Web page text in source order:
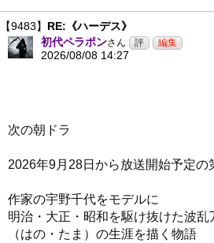
【9483】 RE:《ハーデス》
初代ペラポンさん
2026/08/08 14:27
次の朝ドラ
2026年9月28日から放送開始予定の
作家の宇野千代をモデルに
明治・大正・昭和を駆け抜けた波
（はの・たま）の生涯を描く物語